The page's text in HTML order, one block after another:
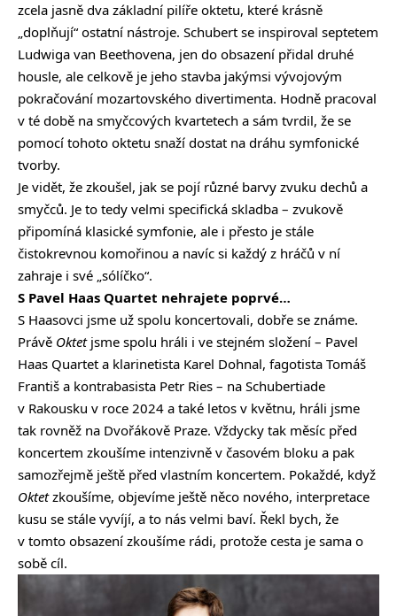
zcela jasně dva základní pilíře oktetu, které krásně
„doplňují“ ostatní nástroje. Schubert se inspiroval septetem
Ludwiga van Beethovena, jen do obsazení přidal druhé
housle, ale celkově je jeho stavba jakýmsi vývojovým
pokračování mozartovského divertimenta. Hodně pracoval
v té době na smyčcových kvartetech a sám tvrdil, že se
pomocí tohoto oktetu snaží dostat na dráhu symfonické
tvorby.
Je vidět, že zkoušel, jak se pojí různé barvy zvuku dechů a
smyčců. Je to tedy velmi specifická skladba – zvukově
připomíná klasické symfonie, ale i přesto je stále
čistokrevnou komořinou a navíc si každý z hráčů v ní
zahraje i své „sólíčko“.
S Pavel Haas Quartet nehrajete poprvé…
S Haasovci jsme už spolu koncertovali, dobře se známe.
Právě Oktet jsme spolu hráli i ve stejném složení – Pavel
Haas Quartet a klarinetista Karel Dohnal, fagotista Tomáš
Františ a kontrabasista Petr Ries – na Schubertiade
v Rakousku v roce 2024 a také letos v květnu, hráli jsme
tak rovněž na Dvořákově Praze. Vždycky tak měsíc před
koncertem zkoušíme intenzivně v časovém bloku a pak
samozřejmě ještě před vlastním koncertem. Pokaždé, když
Oktetzkoušíme, objevíme ještě něco nového, interpretace
kusu se stále vyvíjí, a to nás velmi baví. Řekl bych, že
v tomto obsazení zkoušíme rádi, protože cesta je sama o
sobě cíl.